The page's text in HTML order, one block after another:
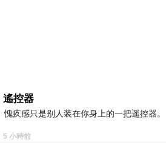
遙控器
愧疚感只是别人装在你身上的一把遥控器。
5 小時前